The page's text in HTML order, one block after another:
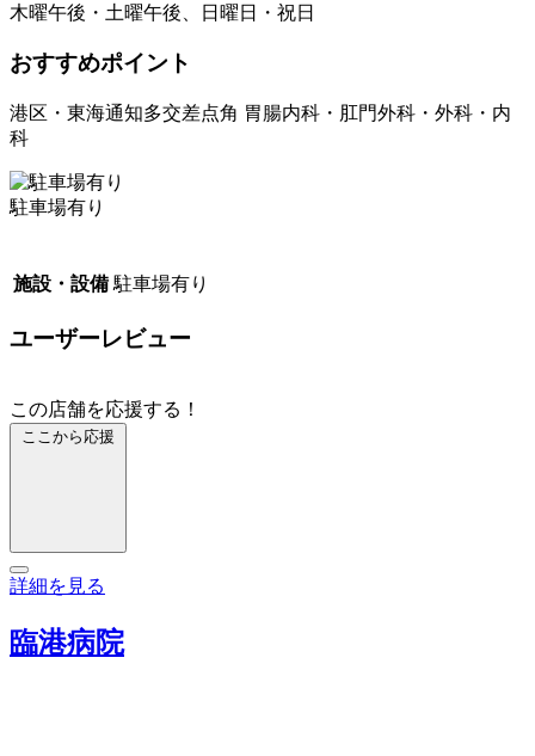
木曜午後・土曜午後、日曜日・祝日
おすすめポイント
港区・東海通知多交差点角 胃腸内科・肛門外科・外科・内
科
駐車場有り
施設・設備 駐車場有り
ユーザーレビュー
この店舗を応援する！
ここから応援
詳細を見る
臨港病院